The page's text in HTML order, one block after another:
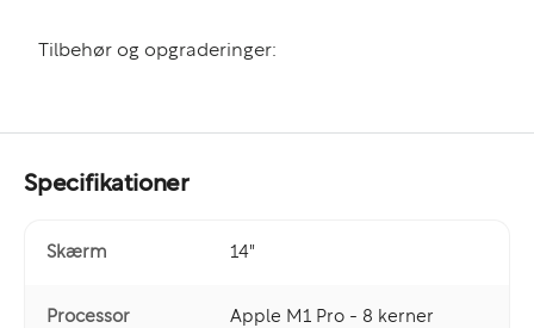
Tilbehør og opgraderinger:
Specifikationer
Skærm 14"
Processor Apple M1 Pro - 8 kerner